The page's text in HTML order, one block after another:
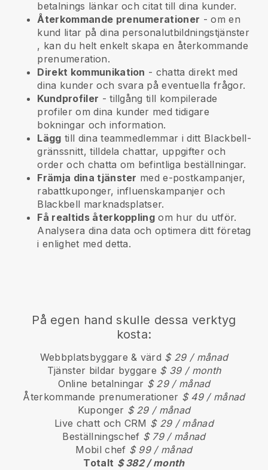
betalnings länkar och citat till dina kunder.
Återkommande prenumerationer -om en
kund litar på dina personalutbildningstjänster
, kan du helt enkelt skapa en återkommande
prenumeration.
Direkt kommunikation - chatta direkt med
dina kunder och svara på eventuella frågor.
Kundprofiler - tillgång till kompilerade
profiler om dina kunder med tidigare
bokningar och information.
Lägg till dina teammedlemmar i ditt Blackbell-
gränssnitt, tilldela chattar, uppgifter och
order och chatta om befintliga beställningar.
Främja dina tjänster med e-postkampanjer,
rabattkuponger, influenskampanjer och
Blackbell marknadsplatser.
Få realtids återkoppling om hur du utför.
Analysera dina data och optimera ditt företag
i enlighet med detta.
På egen hand skulle dessa verktyg
kosta:
Webbplatsbyggare & värd $ 29 / månad
Tjänster bildar byggare $ 39 / month
Online betalningar $ 29 / månad
Återkommande prenumerationer $ 49 / månad
Kuponger $ 29 / månad
Live chatt och CRM $ 29 / månad
Beställningschef $ 79 / månad
Mobil chef $ 99 / månad
Totalt $ 382 / month